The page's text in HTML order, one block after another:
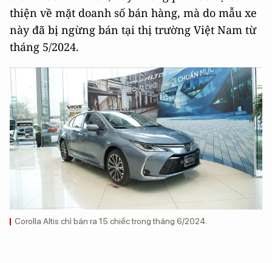
thiện về mặt doanh số bán hàng, mà do mẫu xe
này đã bị ngừng bán tại thị trường Việt Nam từ
tháng 5/2024.
Corolla Altis chỉ bán ra 15 chiếc trong tháng 6/2024.